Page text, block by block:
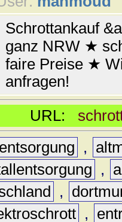
Schrottankauf
ganz NRW ★
faire Preise ★
anfragen!
URL:
,
,
,
,